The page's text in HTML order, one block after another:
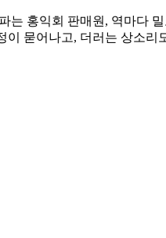
는 홍익회 판매원, 역마다
묻어나고, 더러는 상소